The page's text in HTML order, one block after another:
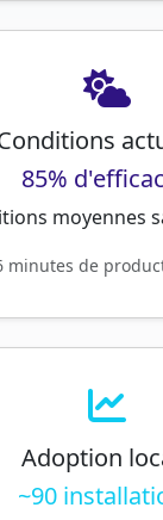
85%
moyennes
minutes de
Adoption
~90